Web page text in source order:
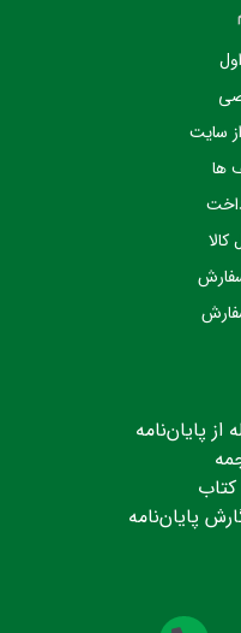
سایت
ها
پایان‌نامه
پایان‌نامه